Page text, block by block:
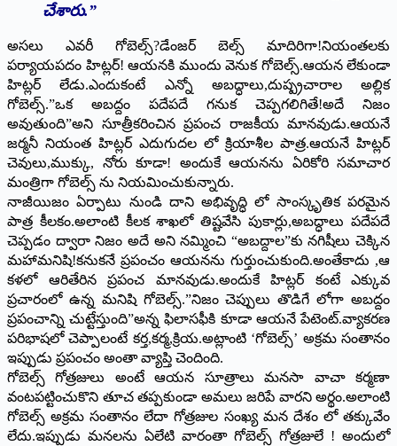
చేశారు.”
అసలు ఎవరీ గోబెల్స్?డేంజర్ బెల్స్ మాదిరిగా!నియంతలకు
పర్యాయపదం హిట్లర్! ఆయనకి ముందు వెనుక గోబెల్స్.ఆయన లేకుండా
హిట్లర్ లేడు.ఎందుకంటే ఎన్నో అబద్ధాలు,దుష్ప్రచారాల అల్లిక
గోబెల్స్.”ఒక అబద్దం పదేపదే గనుక చెప్పగలిగితే!అదే నిజం
అవుతుంది”అని సూత్రీకరించిన ప్రపంచ రాజకీయ మానవుడు.ఆయనే
జర్మనీ నియంత హిట్లర్ ఎదుగుదల లో క్రియాశీల పాత్ర.ఆయనే హిట్లర్
చెవులు,ముక్కు, నోరు కూడా! అందుకే ఆయనను ఏరికోరి సమాచార
మంత్రిగా గోబెల్స్ ను నియమించుకున్నారు.
నాజీయిజం ఏర్పాటు నుండి దాని అభివృద్ధి లో సాంస్కృతిక పరమైన
పాత్ర కీలకం.అలాంటి కీలక శాఖలో తిష్టవేసి పుకార్లు,అబద్ధాలు పదేపదే
చెప్పడం ద్వారా నిజం అదే అని నమ్మించి “అబద్దాల”కు నగిషీలు చెక్కిన
మహామనిషి!కనుకనే ప్రపంచం ఆయనను గుర్తుంచుకుంది.అంతేకాదు ,ఆ
కళలో ఆరితేరిన ప్రపంచ మానవుడు.అందుకే హిట్లర్ కంటే ఎక్కువ
ప్రచారంలో ఉన్న మనిషి గోబెల్స్.”నిజం చెప్పులు తొడిగే లోగా అబద్దం
ప్రపంచాన్ని చుట్టేస్తుంది”అన్న ఫిలాసఫీకి కూడా ఆయనే పేటెంట్.వ్యాకరణ
పరిభాషలో చెప్పాలంటే కర్త,కర్మ,క్రియ.అట్లాంటి ‘గోబెల్స్’ అక్రమ సంతానం
ఇప్పుడు ప్రపంచం అంతా వ్యాప్తి చెందింది.
గోబెల్స్ గోత్రజులు అంటే ఆయన సూత్రాలు మనసా వాచా కర్మణా
వంటపట్టించుకొని తూచ తప్పకుండా అమలు జరిపే వారని అర్థం.అలాంటి
గోబెల్స్ అక్రమ సంతానం లేదా గోత్రజుల సంఖ్య మన దేశం లో తక్కువేం
లేదు.ఇప్పుడు మనలను ఏలేటి వారంతా గోబెల్స్ గోత్రజులే ! అందులో